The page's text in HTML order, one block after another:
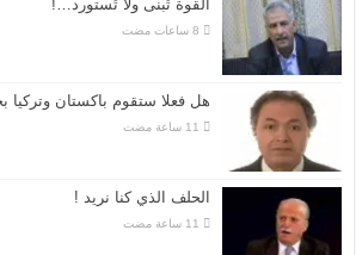
القوة تُبنى ولا تُستورد…!
هل فعلا ستقوم باكستان وتركيا
الحلف الذي كنا نريد !